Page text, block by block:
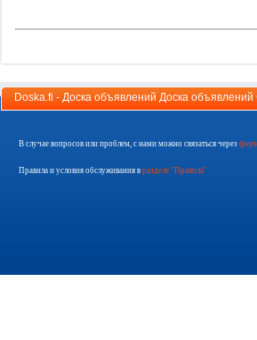
Doska.fi - Доска объявлений Доска
В случае вопросов или проблем, с нами можно связаться через
Правила и условия обслуживания в разделе "Правила"